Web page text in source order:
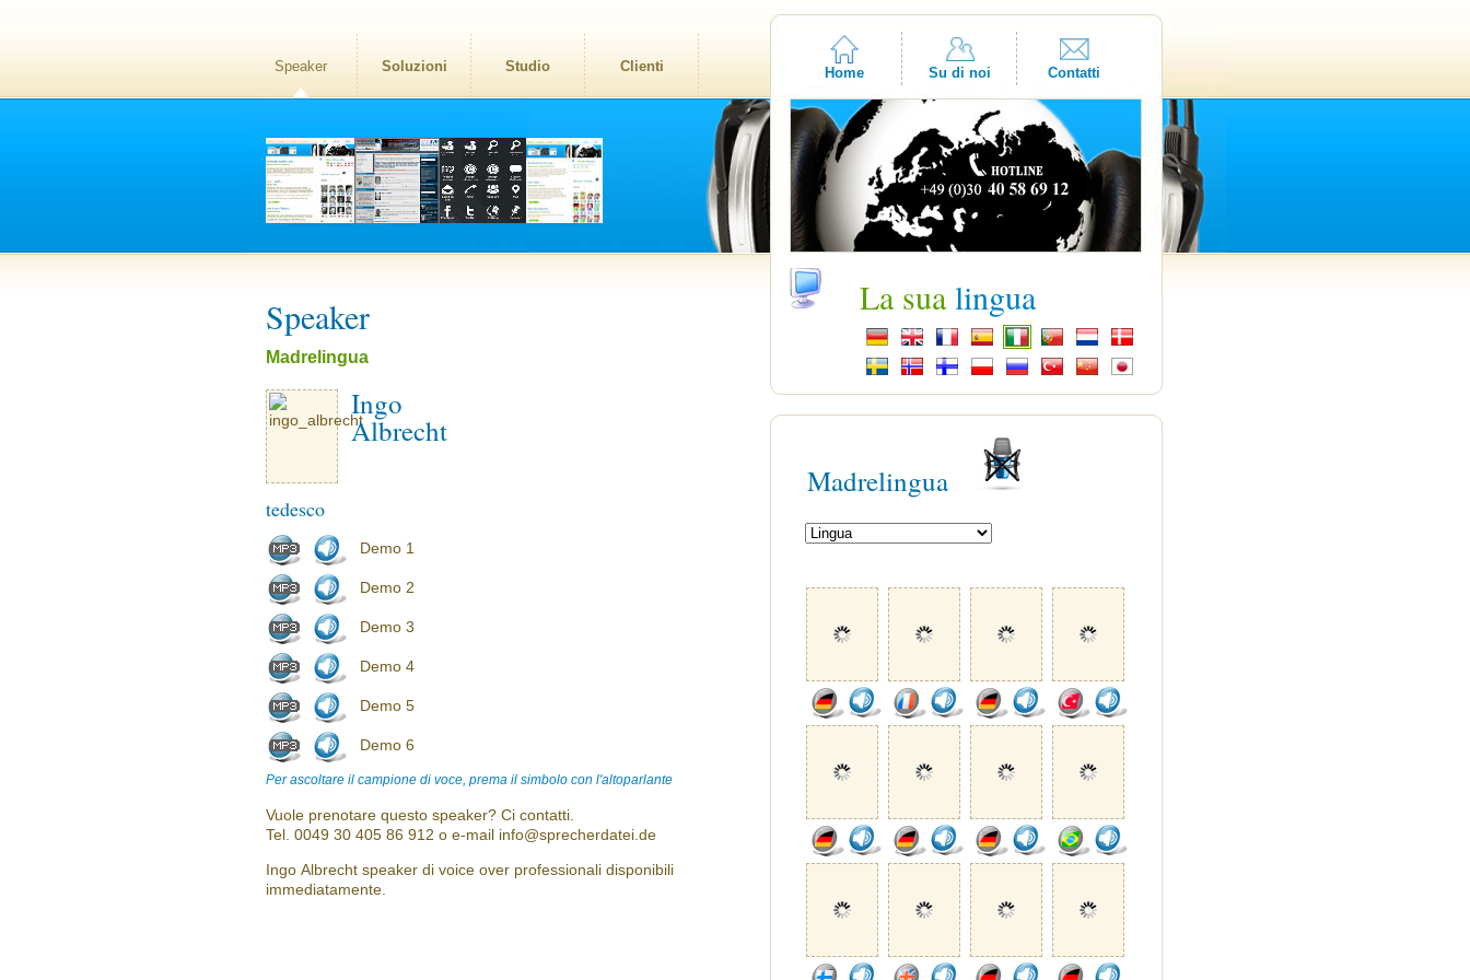
Speaker Soluzioni Studio Clienti Home Su di noi Contatti
Speaker
Madrelingua
Ingo
Albrecht
tedesco
Demo 1
Demo 2
Demo 3
Demo 4
Demo 5
Demo 6
Per ascoltare il campione di voce, prema il simbolo con l'altoparlante
Vuole prenotare questo speaker? Ci contatti.
Tel. 0049 30 405 86 912 o e-mail info@sprecherdatei.de
Ingo Albrecht speaker di voice over professionali disponibili
immediatamente.
La sualingua
Madrelingua